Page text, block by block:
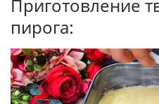
Приготовление
пирога: